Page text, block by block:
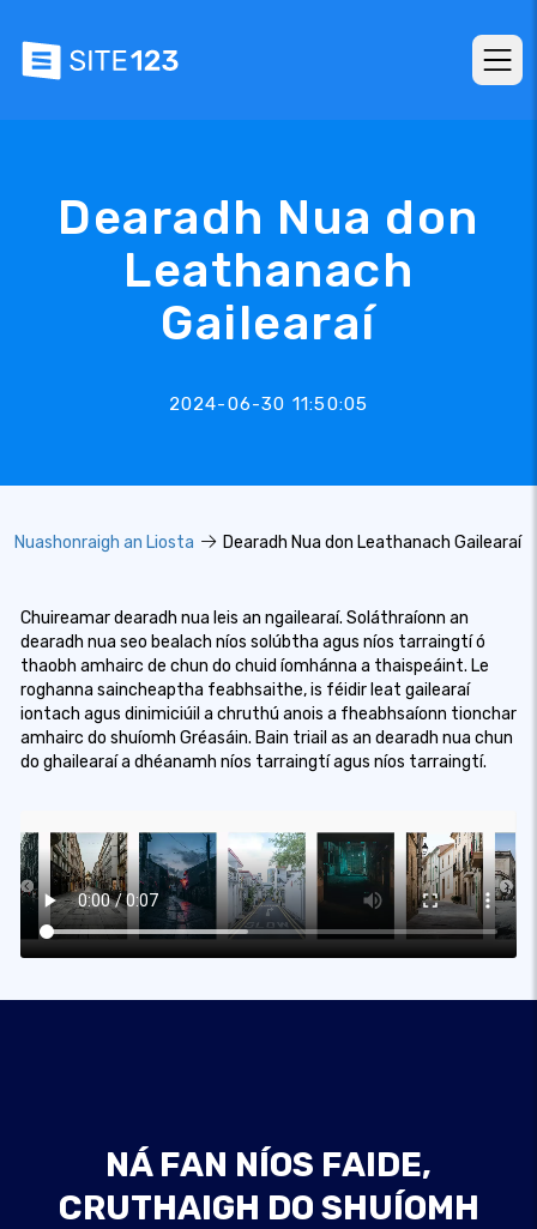
Dearadh Nua don
Leathanach
Gailearaí
2024-06-30 11:50:05
Nuashonraigh an Liosta Dearadh Nua don Leathanach Gailearaí
Chuireamar dearadh nua leis an ngailearaí. Soláthraíonn an
dearadh nua seo bealach níos solúbtha agus níos tarraingtí ó
thaobh amhairc de chun do chuid íomhánna a thaispeáint. Le
roghanna saincheaptha feabhsaithe, is féidir leat gailearaí
iontach agus dinimiciúil a chruthú anois a fheabhsaíonn tionchar
amhairc do shuíomh Gréasáin. Bain triail as an dearadh nua chun
do ghailearaí a dhéanamh níos tarraingtí agus níos tarraingtí.
NÁ FAN NÍOS FAIDE,
CRUTHAIGH DO SHUÍOMH